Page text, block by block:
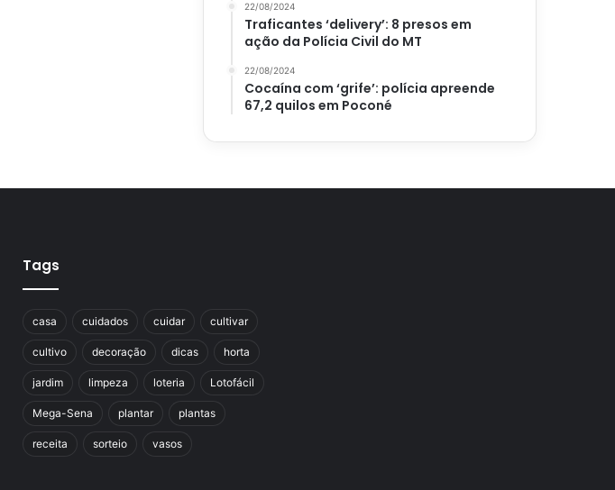
22/08/2024
Traficantes ‘delivery’: 8 presos em
ação da Polícia Civil do MT
22/08/2024
Cocaína com ‘grife’: polícia apreende
67,2 quilos em Poconé
Tags
casa cuidados cuidar cultivar
cultivo decoração dicas horta
jardim limpeza loteria Lotofácil
Mega-Sena plantar plantas
receita sorteio vasos